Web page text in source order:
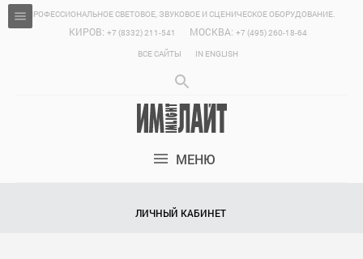
ПРОФЕССИОНАЛЬНОЕ СВЕТОВОЕ, ЗВУКОВОЕ И СЦЕНИЧЕСКОЕ ОБОРУДОВАНИЕ.
КИРОВ: +7 (8332) 211-541 МОСКВА: +7 (495) 260-18-64
ВСЕ САЙТЫ
IN ENGLISH
МЕНЮ
ЛИЧНЫЙ КАБИНЕТ